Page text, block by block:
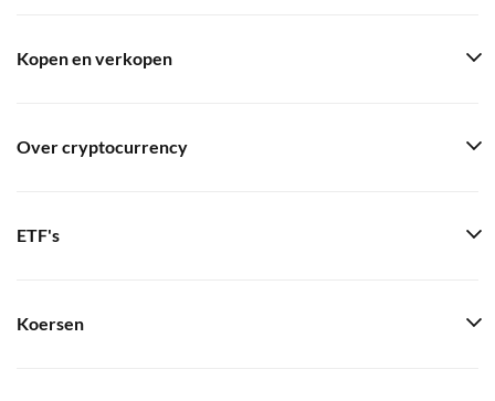
Kopen en verkopen
Over cryptocurrency
ETF's
Koersen